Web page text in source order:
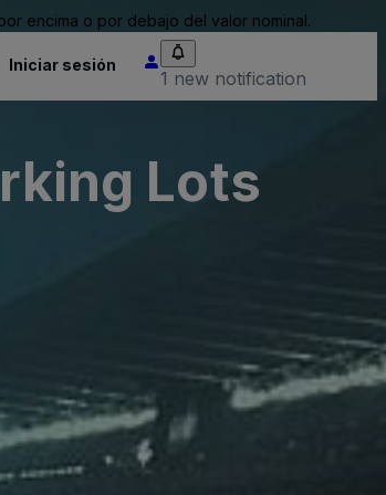
encima o por debajo del valor nominal.
Iniciar sesión
1 new notification
Lots